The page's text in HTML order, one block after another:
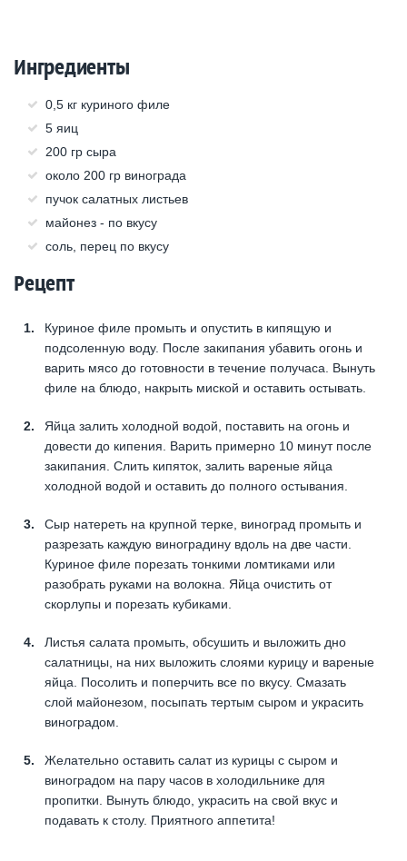
Ингредиенты
0,5 кг куриного филе
5 яиц
200 гр сыра
около 200 гр винограда
пучок салатных листьев
майонез - по вкусу
соль, перец по вкусу
Рецепт
Куриное филе промыть и опустить в кипящую и
подсоленную воду. После закипания убавить огонь и
варить мясо до готовности в течение получаса. Вынуть
филе на блюдо, накрыть миской и оставить остывать.
Яйца залить холодной водой, поставить на огонь и
довести до кипения. Варить примерно 10 минут после
закипания. Слить кипяток, залить вареные яйца
холодной водой и оставить до полного остывания.
Сыр натереть на крупной терке, виноград промыть и
разрезать каждую виноградину вдоль на две части.
Куриное филе порезать тонкими ломтиками или
разобрать руками на волокна. Яйца очистить от
скорлупы и порезать кубиками.
Листья салата промыть, обсушить и выложить дно
салатницы, на них выложить слоями курицу и вареные
яйца. Посолить и поперчить все по вкусу. Смазать
слой майонезом, посыпать тертым сыром и украсить
виноградом.
Желательно оставить салат из курицы с сыром и
виноградом на пару часов в холодильнике для
пропитки. Вынуть блюдо, украсить на свой вкус и
подавать к столу. Приятного аппетита!